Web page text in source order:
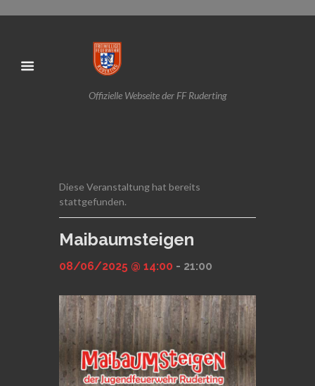
Offizielle Webseite der FF Ruderting
Diese Veranstaltung hat bereits
stattgefunden.
Maibaumsteigen
08/06/2025 @ 14:00 - 21:00